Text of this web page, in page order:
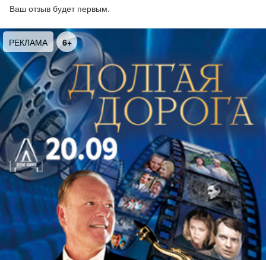
Ваш отзыв будет первым.
РЕКЛАМА 6+